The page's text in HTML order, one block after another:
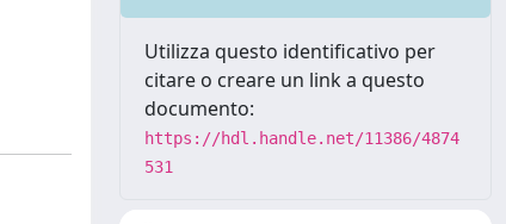
Utilizza questo identificativo per
citare o creare un link a questo
documento:
https://hdl.handle.net/11386/4874
531